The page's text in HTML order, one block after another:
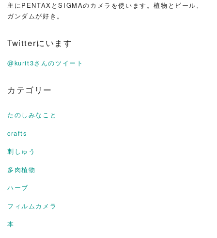
主にPENTAXとSIGMAのカメラを使います。植物とビール、
ガンダムが好き。
Twitterにいます
@kurit3さんのツイート
カテゴリー
たのしみなこと
crafts
刺しゅう
多肉植物
ハーブ
フィルムカメラ
本